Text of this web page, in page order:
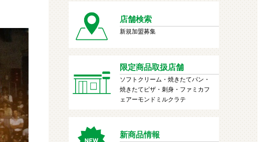
店舗検索
新規加盟募集
限定商品取扱店舗
ソフトクリーム・焼きたてパン・
焼きたてピザ・刺身・ファミカフ
ェアーモンドミルクラテ
新商品情報